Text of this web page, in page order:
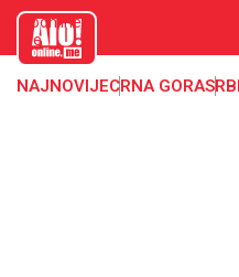
aloonline.
me
NAJNOVIJECRNA GORA